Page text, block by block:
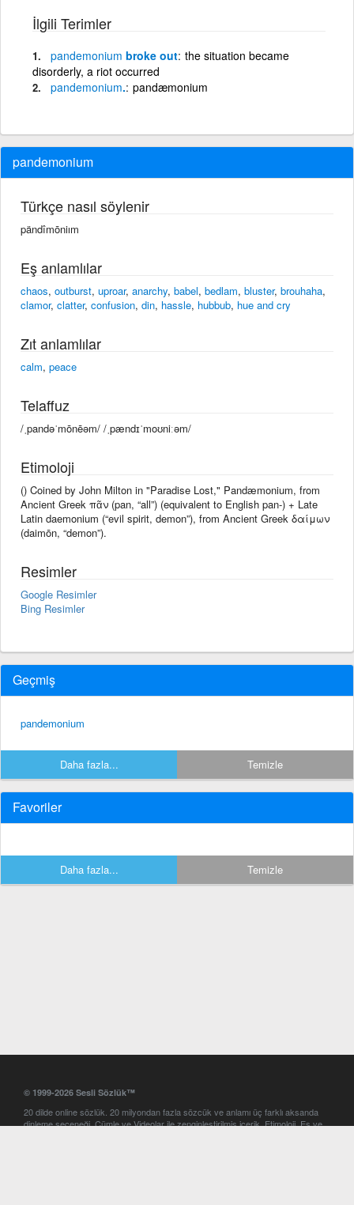
İlgili Terimler
pandemonium broke out the situation became
disorderly, a riot occurred
pandemonium. pandæmonium
pandemonium
Türkçe nasıl söylenir
pändîmōniım
Eş anlamlılar
chaos, outburst, uproar, anarchy, babel, bedlam, bluster, brouhaha,
clamor, clatter, confusion, din, hassle, hubbub, hue and cry
Zıt anlamlılar
calm, peace
Telaffuz
/ˌpandəˈmōnēəm/ /ˌpændɪˈmoʊniːəm/
Etimoloji
() Coined by John Milton in "Paradise Lost," Pandæmonium, from
Ancient Greek πᾶν (pan, “all”) (equivalent to English pan-) + Late
Latin daemonium (“evil spirit, demon”), from Ancient Greek δαίμων
(daimōn, “demon”).
Resimler
Google Resimler
Bing Resimler
Geçmiş
pandemonium
Daha fazla... Temizle
Favoriler
Daha fazla... Temizle
© 1999-2026 Sesli Sözlük™
20 dilde online sözlük. 20 milyondan fazla sözcük ve anlamı üç farklı aksanda
dinleme seçeneği. Cümle ve Videolar ile zenginleştirilmiş içerik. Etimoloji, Eş ve